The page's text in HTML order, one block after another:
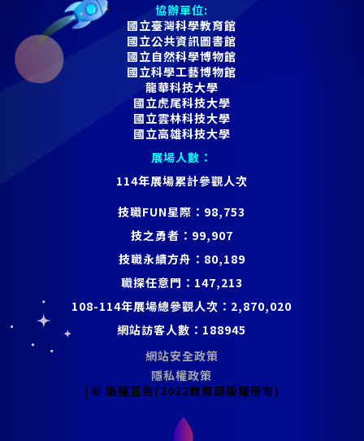
協辦單位:
國立臺灣科學教育館
國立公共資訊圖書館
國立自然科學博物館
國立科學工藝博物館
龍華科技大學
國立虎尾科技大學
國立雲林科技大學
國立高雄科技大學
展場人數：
114年展場累計參觀人次
技職FUN星際： 98,753
技之勇者： 99,907
技職永續方舟： 80,189
職探任意門： 147,213
108-114年展場總參觀人次： 2,870,020
網站訪客人數： 188945
網站安全政策
隱私權政策
| © 版權宣告(2022教育部版權所有)